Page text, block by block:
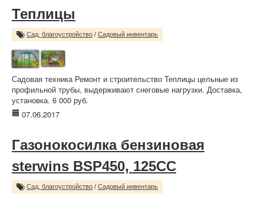
Теплицы
Сад, благоустройство / Садовый инвентарь
Садовая техника Ремонт и строительство Теплицы цельные из
профильной трубы, выдерживают снеговые нагрузки. Доставка,
установка. 6 000 руб.
07.06.2017
Газонокосилка бензиновая
sterwins BSP450, 125CC
Сад, благоустройство / Садовый инвентарь